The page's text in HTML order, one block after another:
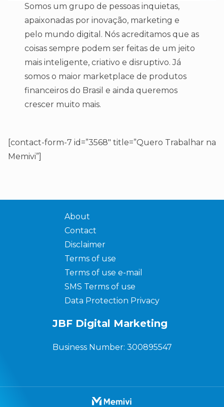
Somos um grupo de pessoas inquietas,
apaixonadas por inovação, marketing e
pelo mundo digital. Nós acreditamos que as
coisas sempre podem ser feitas de um jeito
mais inteligente, criativo e disruptivo. Já
somos o maior marketplace de produtos
financeiros do Brasil e ainda queremos
crescer muito mais.
[contact-form-7 id=”3568″ title=”Quero Trabalhar na
Memivi”]
About
Contact
Disclaimer
Terms of use
Terms of use e-mail
SMS Terms of use
Data Protection Privacy
JBF Digital Marketing
Business Number: 300895547